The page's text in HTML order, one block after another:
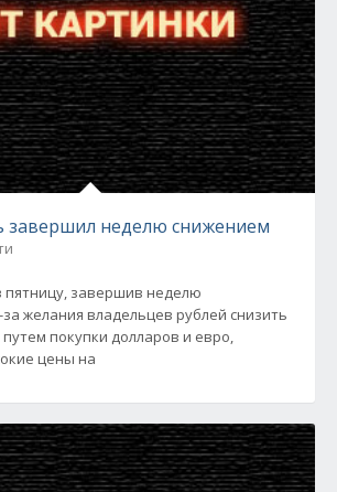
завершил неделю снижением
пятницу, завершив неделю
желания владельцев рублей снизить
покупки долларов и евро,
цены на